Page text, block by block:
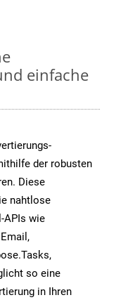
einfache
der robusten
Diese
nahtlose
APIs wie
so eine
in Ihren